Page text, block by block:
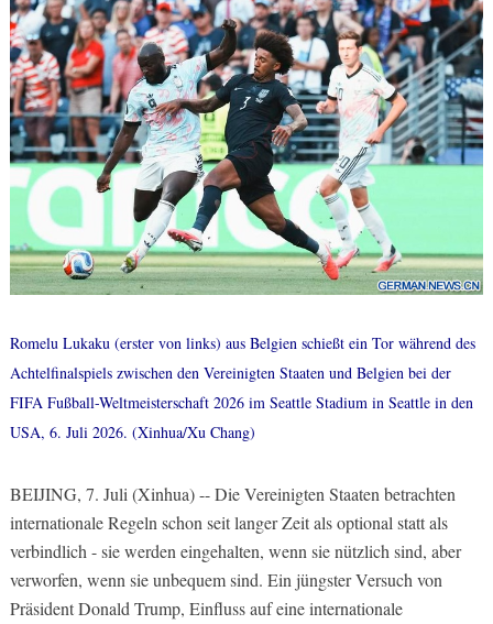
Romelu Lukaku (erster von links) aus Belgien schießt ein Tor während des
Achtelfinalspiels zwischen den Vereinigten Staaten und Belgien bei der
FIFA Fußball-Weltmeisterschaft 2026 im Seattle Stadium in Seattle in den
USA, 6. Juli 2026. (Xinhua/Xu Chang)
BEIJING, 7. Juli (Xinhua) -- Die Vereinigten Staaten betrachten
internationale Regeln schon seit langer Zeit als optional statt als
verbindlich - sie werden eingehalten, wenn sie nützlich sind, aber
verworfen, wenn sie unbequem sind. Ein jüngster Versuch von
Präsident Donald Trump, Einfluss auf eine internationale